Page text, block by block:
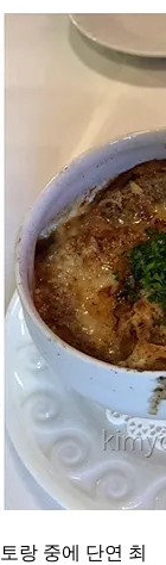
랑 중에 단연 최